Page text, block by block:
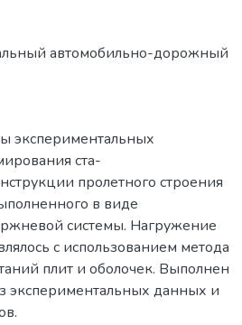
автомобильно-дорожный
экспериментальных
ста-
пролетного строения
в виде
системы. Нагружение
с использованием метода
плит и оболочек. Выполнен
экспериментальных данных и